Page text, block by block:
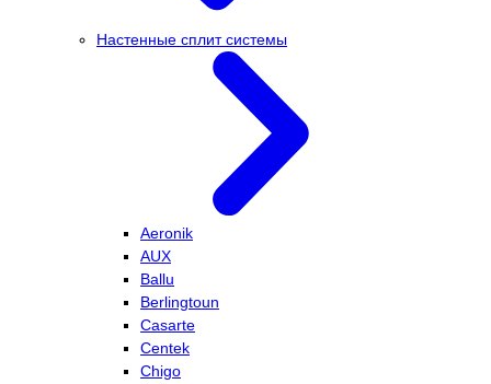
Настенные сплит системы
Aeronik
AUX
Ballu
Berlingtoun
Casarte
Centek
Chigo